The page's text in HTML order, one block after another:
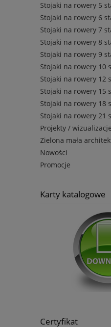
Stojaki na rowery 5
Stojaki na rowery 6
Stojaki na rowery 7
Stojaki na rowery 8
Stojaki na rowery 9
Stojaki na rowery 10
Stojaki na rowery 12
Stojaki na rowery 15
Stojaki na rowery 18
Stojaki na rowery 21
Projekty / wizualizacje
Zielona mała
Nowości
Promocje
Karty katalogowe
Certyfikat